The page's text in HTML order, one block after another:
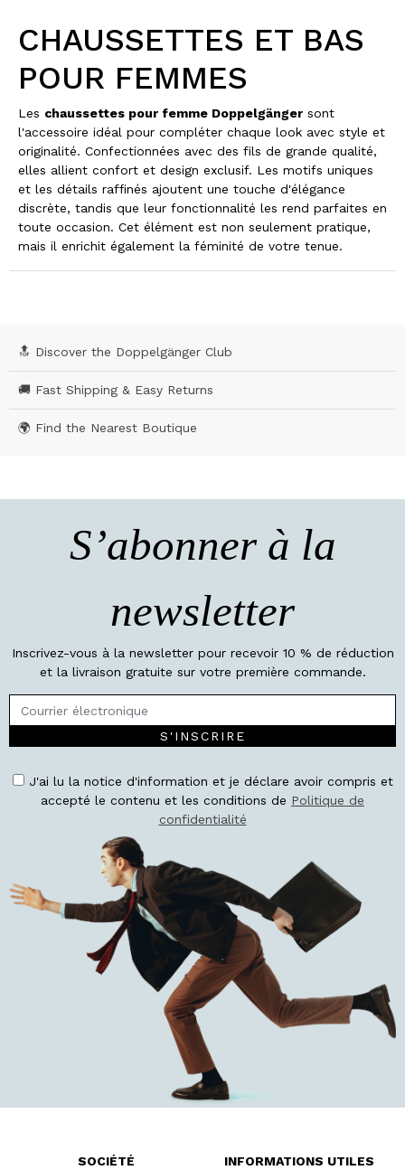
CHAUSSETTES ET BAS
POUR FEMMES
Les chaussettes pour femme Doppelgänger sont
l'accessoire idéal pour compléter chaque look avec style et
originalité. Confectionnées avec des fils de grande qualité,
elles allient confort et design exclusif. Les motifs uniques
et les détails raffinés ajoutent une touche d'élégance
discrète, tandis que leur fonctionnalité les rend parfaites en
toute occasion. Cet élément est non seulement pratique,
mais il enrichit également la féminité de votre tenue.
🔝 Discover the Doppelgänger Club
🚚 Fast Shipping & Easy Returns
🌍 Find the Nearest Boutique
S’abonner à la
newsletter
Inscrivez-vous à la newsletter pour recevoir 10 % de réduction
et la livraison gratuite sur votre première commande.
S'INSCRIRE
J'ai lu la notice d'information et je déclare avoir compris et
accepté le contenu et les conditions de Politique de
confidentialité
SOCIÉTÉ INFORMATIONS UTILES